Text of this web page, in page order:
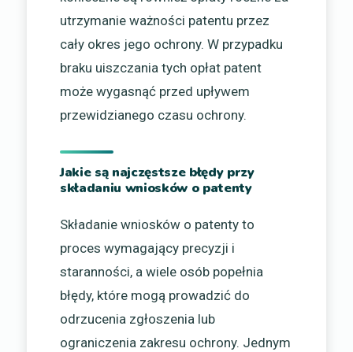
utrzymanie ważności patentu przez
cały okres jego ochrony. W przypadku
braku uiszczania tych opłat patent
może wygasnąć przed upływem
przewidzianego czasu ochrony.
Jakie są najczęstsze błędy przy
składaniu wniosków o patenty
Składanie wniosków o patenty to
proces wymagający precyzji i
staranności, a wiele osób popełnia
błędy, które mogą prowadzić do
odrzucenia zgłoszenia lub
ograniczenia zakresu ochrony. Jednym